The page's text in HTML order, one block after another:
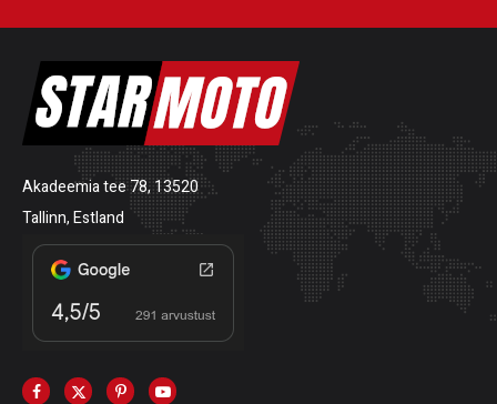
Akadeemia tee 78, 13520
Tallinn, Estland